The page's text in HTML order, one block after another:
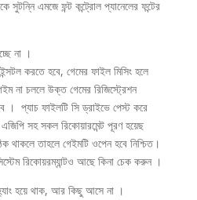
সুটন্নি এমজে ফন্ট কন্ট্রোল প্যানেলের ফন্টের
না ।
করতে হবে, গেমের ফাইল মিসিং হলে
না চললে উক্ত গেমের রিজিস্ট্রেশন
। প্যাচ ফাইলটি সি ড্রাইভে পেস্ট করে
সহ সকল রিকোয়ারমেন্ট পূরণ হয়েছ
থাকলে তাহলে গেইমটি ওপেন হবে নিশ্চিত।
রিকোয়রম্যান্টও আছে কিনা চেক করুন ।
হয়ে থাক, আর কিছু আসে না ।